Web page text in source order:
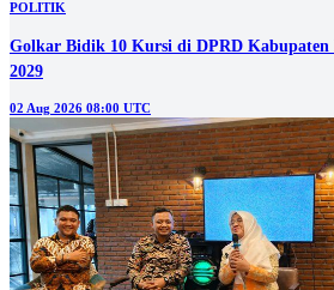
POLITIK
Golkar Bidik 10 Kursi di DPRD
2029
02 Aug 2026 08:00 UTC